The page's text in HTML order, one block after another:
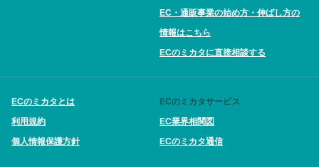
EC・通販事業の始め方・伸ばし方の
情報はこちら
ECのミカタに直接相談する
ECのミカタとは
利用規約
個人情報保護方針
ECのミカタサービス
EC業界相関図
ECのミカタ通信